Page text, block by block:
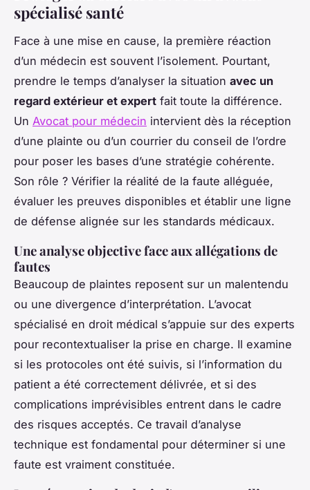
spécialisé santé
Face à une mise en cause, la première réaction
d’un médecin est souvent l’isolement. Pourtant,
prendre le temps d’analyser la situation avec un
regard extérieur et expert fait toute la différence.
Un Avocat pour médecin intervient dès la réception
d’une plainte ou d’un courrier du conseil de l’ordre
pour poser les bases d’une stratégie cohérente.
Son rôle ? Vérifier la réalité de la faute alléguée,
évaluer les preuves disponibles et établir une ligne
de défense alignée sur les standards médicaux.
Une analyse objective face aux allégations de
fautes
Beaucoup de plaintes reposent sur un malentendu
ou une divergence d’interprétation. L’avocat
spécialisé en droit médical s’appuie sur des experts
pour recontextualiser la prise en charge. Il examine
si les protocoles ont été suivis, si l’information du
patient a été correctement délivrée, et si des
complications imprévisibles entrent dans le cadre
des risques acceptés. Ce travail d’analyse
technique est fondamental pour déterminer si une
faute est vraiment constituée.